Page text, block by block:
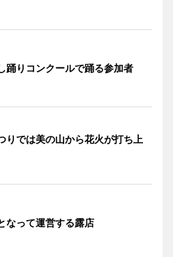
踊りコンクールで踊る参加者
りでは美の山から花火が打ち上
なって運営する露店